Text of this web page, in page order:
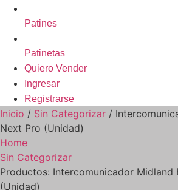
Patines
Patinetas
Quiero Vender
Ingresar
Registrarse
Inicio / Sin Categorizar /
Next Pro (Unidad)
Home
Sin Categorizar
Productos: Intercomunicador Midland
(Unidad)